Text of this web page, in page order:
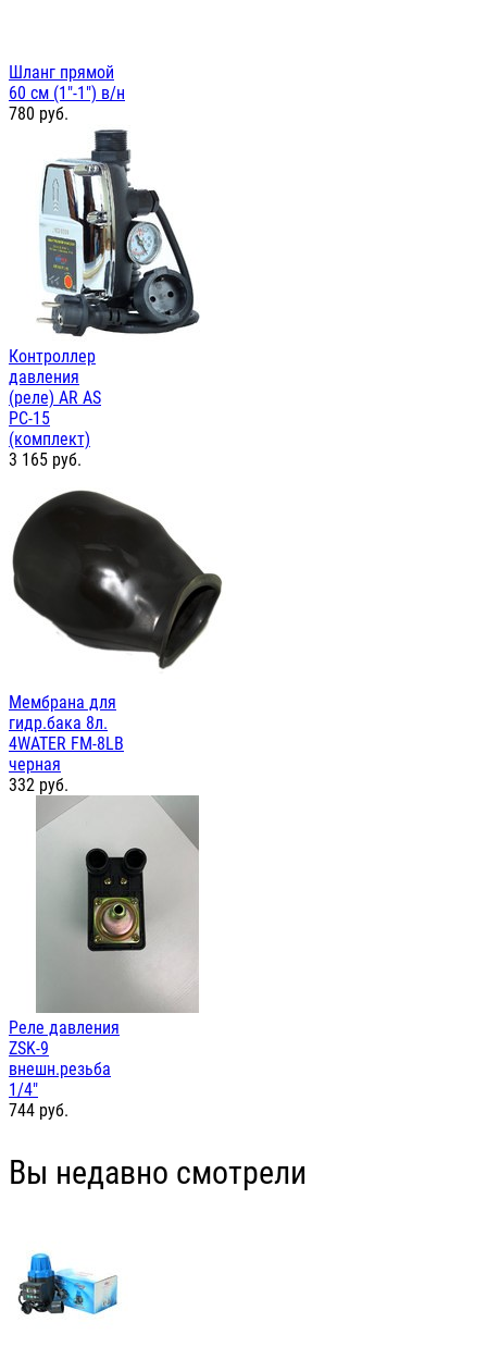
Шланг прямой
60 см (1"-1") в/н
780 руб.
Контроллер
давления
(реле) AR AS
PC-15
(комплект)
3 165 руб.
Мембрана для
гидр.бака 8л.
4WATER FM-8LB
черная
332 руб.
Реле давления
ZSK-9
внешн.резьба
1/4"
744 руб.
Вы недавно смотрели